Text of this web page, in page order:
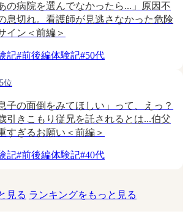
あの病院を選んでなかったら...」原因不
息切れ。看護師が見逃さなかった危険
イン＜前編＞
記#前後編体験記#50代
5位
息子の面倒をみてほしい」って、えっ？
引きこもり従兄を託されるとは...伯父
すぎるお願い＜前編＞
記#前後編体験記#40代
見る ランキングをもっと見る